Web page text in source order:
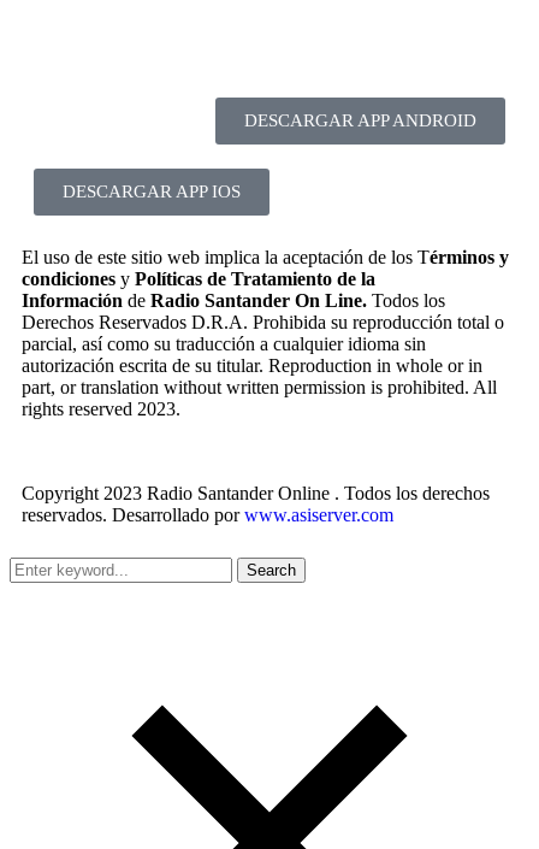
DESCARGAR APP ANDROID
DESCARGAR APP IOS
El uso de este sitio web implica la aceptación de los Términos y
condiciones y Políticas de Tratamiento de la
Información de Radio Santander On Line. Todos los
Derechos Reservados D.R.A. Prohibida su reproducción total o
parcial, así como su traducción a cualquier idioma sin
autorización escrita de su titular. Reproduction in whole or in
part, or translation without written permission is prohibited. All
rights reserved 2023.
Copyright 2023 Radio Santander Online . Todos los derechos
reservados. Desarrollado porwww.asiserver.com
Search